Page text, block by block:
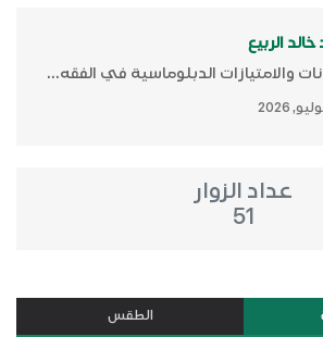
الربيع
والامتيازات الدبلوماسية في الفقه...
عداد الزوار
51
الطقس